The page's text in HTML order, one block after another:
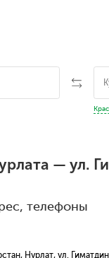
— ул.
телефоны
Нурлат, ул.